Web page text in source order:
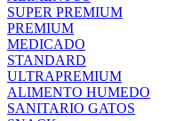
SUPER PREMIUM
PREMIUM
MEDICADO
STANDARD
ULTRAPREMIUM
ALIMENTO HUMEDO
SANITARIO GATOS